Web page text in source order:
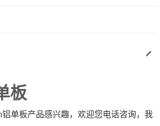
板
单板产品感兴趣，欢迎您电话咨询，我